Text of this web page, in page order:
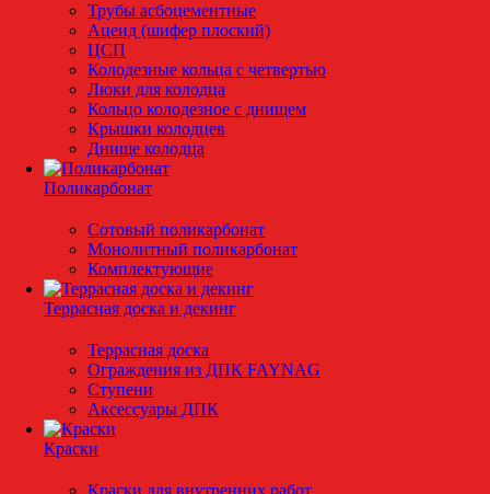
Трубы асбоцементные
Ацеид (шифер плоский)
ЦСП
Колодезные кольца с четвертью
Люки для колодца
Кольцо колодезное с днищем
Крышки колодцев
Днище колодца
Поликарбонат
Сотовый поликарбонат
Монолитный поликарбонат
Комплектующие
Террасная доска и декинг
Террасная доска
Ограждения из ДПК FAYNAG
Ступени
Аксессуары ДПК
Краски
Краски для внутренних работ